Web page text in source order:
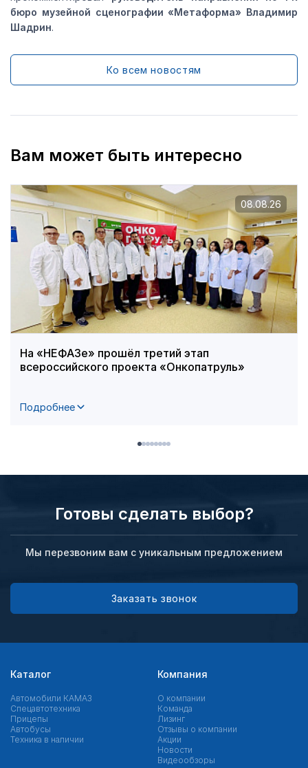
бюро музейной сценографии «Метаформа» Владимир
Шадрин.
Ко всем новостям
Вам может быть интересно
На «НЕФАЗе» прошёл третий этап
всероссийского проекта «Онкопатруль»
Подробнее
08.08.26
Готовы сделать выбор?
Мы перезвоним вам с уникальным предложением
Заказать звонок
Каталог
Автомобили КАМАЗ
Спецавтотехника
Прицепы
Автобусы
Техника в наличии
Компания
О компании
Команда
Лизинг
Отзывы о компании
Акции
Новости
Видеообзоры